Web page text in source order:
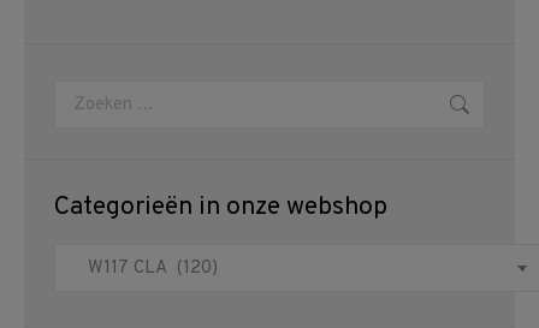
Zoeken:
Categorieën in onze webshop